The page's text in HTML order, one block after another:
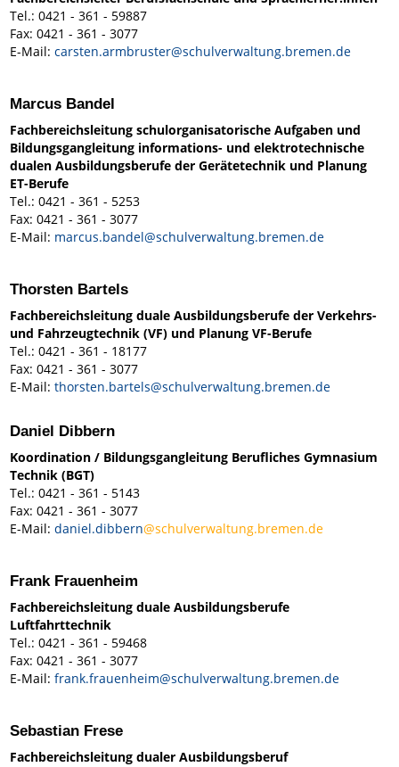
Tel.: 0421 - 361 - 59887
Fax: 0421 - 361 - 3077
E-Mail:carsten.armbruster@schulverwaltung.bremen.de
Marcus Bandel
Fachbereichsleitung schulorganisatorische Aufgaben und
Bildungsgangleitung informations- und elektrotechnische
dualen Ausbildungsberufe der Gerätetechnik und Planung
ET-Berufe
Tel.: 0421 - 361 - 5253
Fax: 0421 - 361 - 3077
E-Mail: marcus.bandel@schulverwaltung.bremen.de
Thorsten Bartels
Fachbereichsleitung duale Ausbildungsberufe der Verkehrs-
und Fahrzeugtechnik (VF) und Planung VF-Berufe
Tel.: 0421 - 361 - 18177
Fax: 0421 - 361 - 3077
E-Mail:thorsten.bartels@schulverwaltung.bremen.de
Daniel Dibbern
Koordination / Bildungsgangleitung Berufliches Gymnasium
Technik (BGT)
Tel.: 0421 - 361 - 5143
Fax: 0421 - 361 - 3077
E-Mail:daniel.dibbern@schulverwaltung.bremen.de
Frank Frauenheim
Fachbereichsleitung duale Ausbildungsberufe
Luftfahrttechnik
Tel.: 0421 - 361 - 59468
Fax: 0421 - 361 - 3077
E-Mail:frank.frauenheim@schulverwaltung.bremen.de
Sebastian Frese
Fachbereichsleitung dualer Ausbildungsberuf